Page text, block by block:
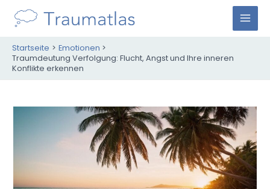
Inhalt
springen
M
M
E
N
Startseite
Emotionen
Traumdeutung Verfolgung: Flucht, Angst und Ihre inneren
Konflikte erkennen